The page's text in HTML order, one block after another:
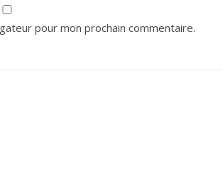
pour mon prochain commentaire.